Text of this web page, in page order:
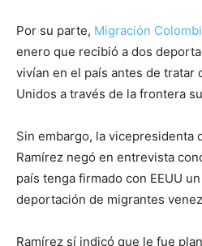
Por su parte, Migración
enero que recibió a dos
vivían en el país antes de tratar
Unidos a través de la frontera
Sin embargo, la vicepresidenta
Ramírez negó en entrevista
país tenga firmado con EEUU
deportación de migrantes
Ramírez sí indicó que le fue